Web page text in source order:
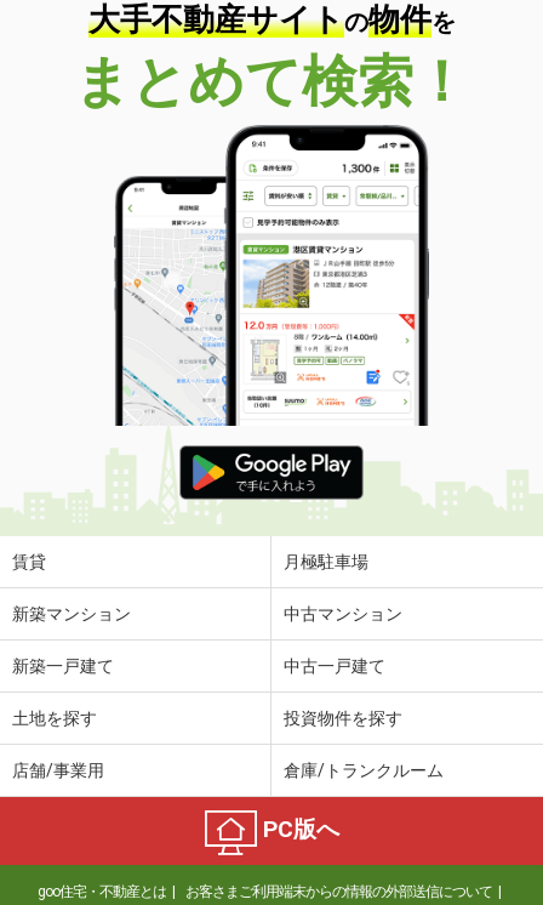
大手不動産サイトの物件を
まとめて検索！
賃貸 月極駐車場
新築マンション 中古マンション
新築一戸建て 中古一戸建て
土地を探す 投資物件を探す
店舗/事業用 倉庫/トランクルーム
PC版へ
goo住宅・不動産とは お客さまご利用端末からの情報の外部送信について